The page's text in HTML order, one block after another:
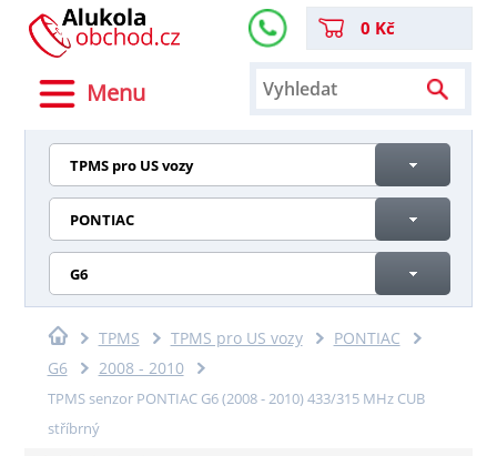
Menu
0 Kč
TPMS pro US vozy
PONTIAC
G6
TPMS TPMS pro US vozy
PONTIAC
G6
2008 - 2010
TPMS senzor PONTIAC G6 (2008 - 2010) 433/315 MHz CUB
stříbrný